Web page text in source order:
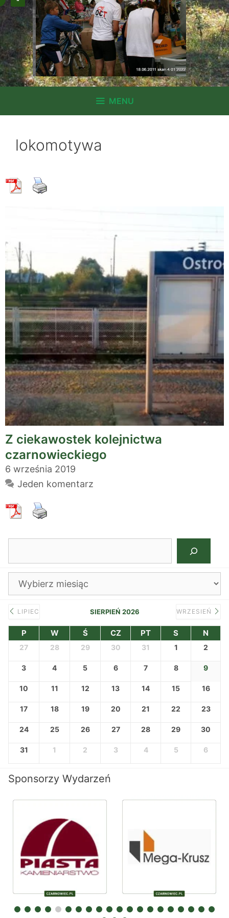
MENU
lokomotywa
Z ciekawostek kolejnictwa
czarnowieckiego
6 września 2019
Jeden komentarz
Archiwa
LIPIEC SIERPIEŃ 2026 WRZESIEŃ
P W Ś CZ PT S N
27 28 29 30 31 1 2
3 4 5 6 7 8 9
10 11 12 13 14 15 16
17 18 19 20 21 22 23
24 25 26 27 28 29 30
31 1 2 3 4 5 6
Sponsorzy Wydarzeń